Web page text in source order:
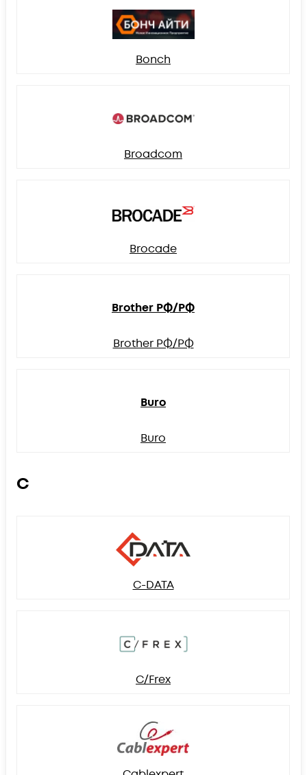
Bonch
Broadcom
Brocade
Brother РФ/РФ
Brother РФ/РФ
Buro
Buro
C
C-DATA
C/Frex